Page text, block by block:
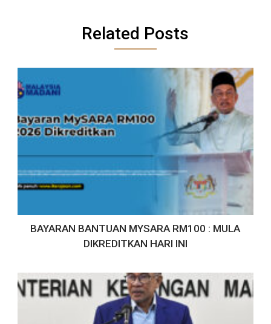
Related Posts
BAYARAN BANTUAN MYSARA RM100 : MULA
DIKREDITKAN HARI INI